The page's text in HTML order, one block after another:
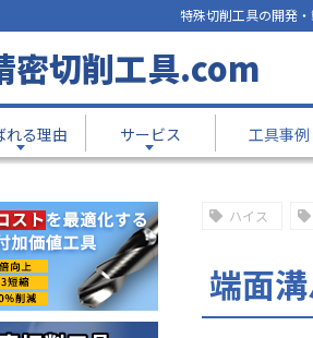
特殊切削工具の開発
密切削工具.com
れる理由 サービス 工具事例
事例 - Products -
工具事例 端面溝バイト
ハイス
端面